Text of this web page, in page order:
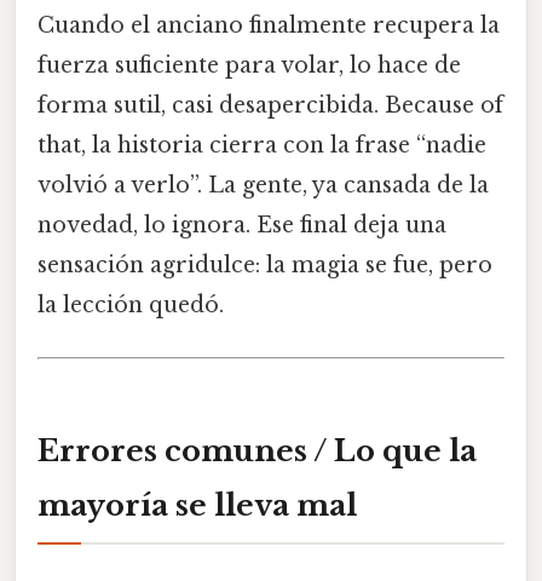
Cuando el anciano finalmente recupera la
fuerza suficiente para volar, lo hace de
forma sutil, casi desapercibida. Because of
that, la historia cierra con la frase “nadie
volvió a verlo”. La gente, ya cansada de la
novedad, lo ignora. Ese final deja una
sensación agridulce: la magia se fue, pero
la lección quedó.
Errores comunes / Lo que la
mayoría se lleva mal